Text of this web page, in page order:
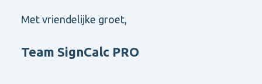
Met vriendelijke groet,
Team SignCalc PRO